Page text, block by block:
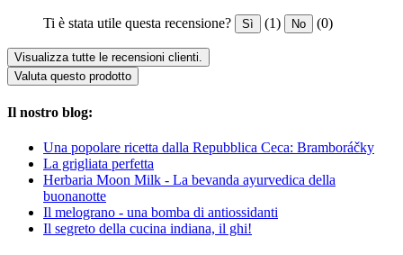
Ti è stata utile questa recensione? Sì (1) No (0)
Visualizza tutte le recensioni clienti.
Valuta questo prodotto
Il nostro blog:
Una popolare ricetta dalla Repubblica Ceca: Bramboráčky
La grigliata perfetta
Herbaria Moon Milk - La bevanda ayurvedica della
buonanotte
Il melograno - una bomba di antiossidanti
Il segreto della cucina indiana, il ghi!